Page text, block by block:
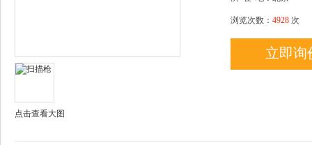
点击查看大图
浏览次数： 4928 次
立即询